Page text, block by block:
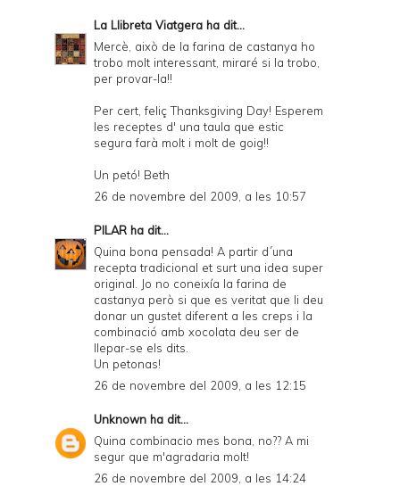
La Llibreta Viatgera ha dit...
Mercè, això de la farina de castanya ho
trobo molt interessant, miraré si la trobo,
per provar-la!!
Per cert, feliç Thanksgiving Day! Esperem
les receptes d' una taula que estic
segura farà molt i molt de goig!!
Un petó! Beth
26 de novembre del 2009, a les 10:57
PILAR ha dit...
Quina bona pensada! A partir d´una
recepta tradicional et surt una idea super
original. Jo no coneixía la farina de
castanya però si que es veritat que li deu
donar un gustet diferent a les creps i la
combinació amb xocolata deu ser de
llepar-se els dits.
Un petonas!
26 de novembre del 2009, a les 12:15
Unknown ha dit...
Quina combinacio mes bona, no?? A mi
segur que m'agradaria molt!
26 de novembre del 2009, a les 14:24